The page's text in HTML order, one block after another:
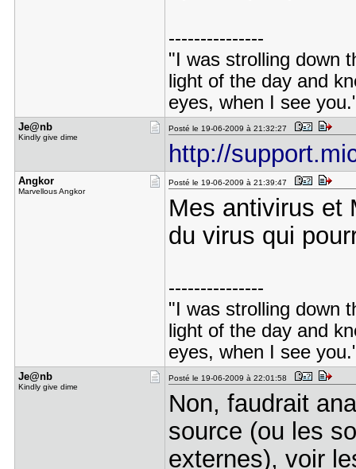
---------------
"I was strolling down
light of the day and
eyes, when I see
Je@nb
Kindly give dime
Posté le 19-06-2009 à 21:32:27
http://
Angkor
Marvellous Angkor
Posté le 19-06-2009 à 21:39:47
Mes antivirus et
du virus qui
---------------
"I was strolling down
light of the day and
eyes, when I see
Je@nb
Kindly give dime
Posté le 19-06-2009 à 22:01:58
Non, faudrait
source (ou les
externes), voir